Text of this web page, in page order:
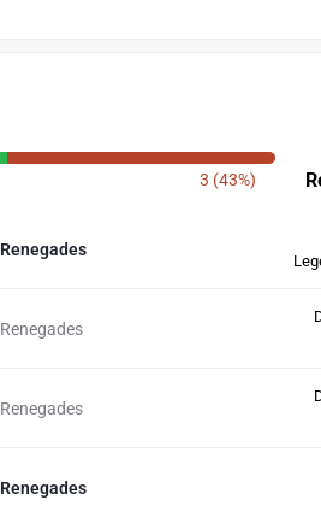
3 (43%)
Renegades
Renegades
Renegades
Renegades